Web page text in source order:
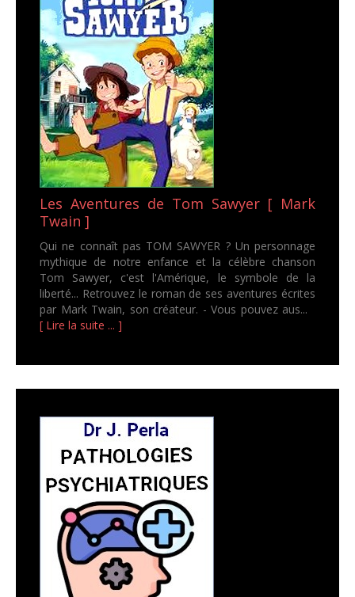
Les Aventures de Tom Sawyer [ Mark
Twain ]
Qui ne connaît pas TOM SAWYER ? Un personnage
mythique de notre enfance et la célèbre chanson
Tom Sawyer, c'est l'Amérique, le symbole de la
liberté... Retrouvez le roman de ses aventures écrites
par Mark Twain, son créateur. - Vous pouvez aus...
[ Lire la suite ... ]